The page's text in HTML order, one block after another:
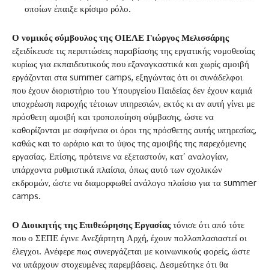
οποίων έπαιξε κρίσιμο ρόλο.
Ο νομικός σύμβουλος της ΟΙΕΛΕ Γιώργος Μελισσάρης
εξειδίκευσε τις περιπτώσεις παραβίασης της εργατικής νομοθεσίας
κυρίως για εκπαιδευτικούς που εξαναγκαστικά και χωρίς αμοιβή
εργάζονται στα summer camps, εξηγώντας ότι οι συνάδελφοι
που έχουν διοριστήριο του Υπουργείου Παιδείας δεν έχουν καμιά
υποχρέωση παροχής τέτοιων υπηρεσιών, εκτός κι αν αυτή γίνει με
πρόσθετη αμοιβή και τροποποίηση σύμβασης, ώστε να
καθορίζονται με σαφήνεια οι όροι της πρόσθετης αυτής υπηρεσίας,
καθώς και το ωράριο και το ύψος της αμοιβής της παρεχόμενης
εργασίας. Επίσης, πρότεινε να εξεταστούν, κατ’ αναλογίαν,
υπάρχοντα ρυθμιστικά πλαίσια, όπως αυτό των σχολικών
εκδρομών, ώστε να διαμορφωθεί ανάλογο πλαίσιο για τα summer
camps.
Ο Διοικητής της Επιθεώρησης Εργασίαςτόνισε ότι από τότε
που ο ΣΕΠΕ έγινε Ανεξάρτητη Αρχή, έχουν πολλαπλασιαστεί οι
έλεγχοι. Ανέφερε πως συνεργάζεται με κοινωνικούς φορείς, ώστε
να υπάρχουν στοχευμένες παρεμβάσεις. Δεσμεύτηκε ότι θα